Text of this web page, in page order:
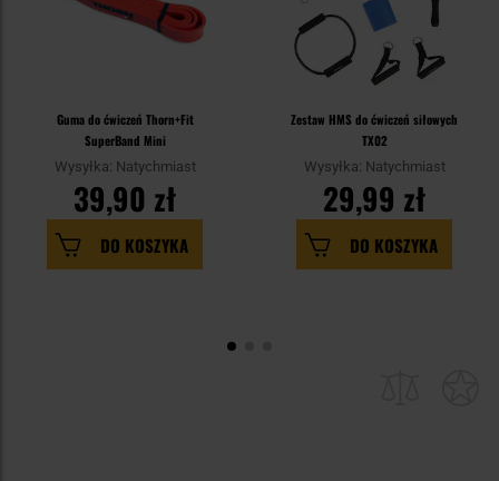
Guma do ćwiczeń Thorn+Fit
SuperBand Mini
Wysyłka: Natychmiast
39,90 zł
DO KOSZYKA
Zestaw HMS do ćwiczeń siłowych
TX02
Wysyłka: Natychmiast
29,99 zł
DO KOSZYKA